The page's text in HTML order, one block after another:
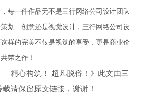
每一件作品无不是三行网络公司设计团队
划、创意还是视觉设计，三行网络公司设
样的完美不仅是视觉的享受，更是商业价
荣之作！
精心构筑！ 超凡脱俗！》此文由三
请保留原文链接，谢谢！